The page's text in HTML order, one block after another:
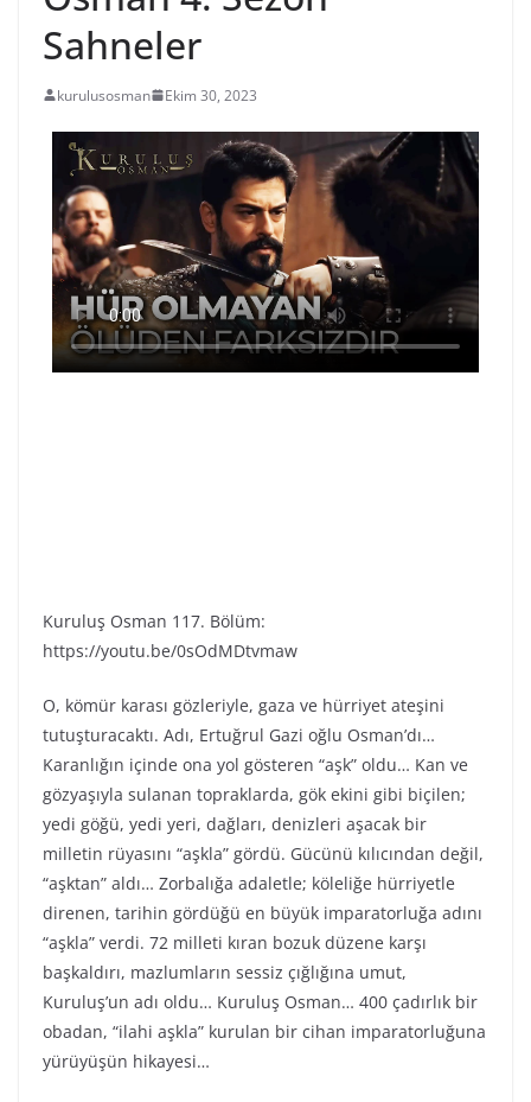
Sahneler
kurulusosman Ekim 30, 2023
Kuruluş Osman 117. Bölüm:
https://youtu.be/0sOdMDtvmaw
O, kömür karası gözleriyle, gaza ve hürriyet ateşini
tutuşturacaktı. Adı, Ertuğrul Gazi oğlu Osman’dı…
Karanlığın içinde ona yol gösteren “aşk” oldu… Kan ve
gözyaşıyla sulanan topraklarda, gök ekini gibi biçilen;
yedi göğü, yedi yeri, dağları, denizleri aşacak bir
milletin rüyasını “aşkla” gördü. Gücünü kılıcından değil,
“aşktan” aldı… Zorbalığa adaletle; köleliğe hürriyetle
direnen, tarihin gördüğü en büyük imparatorluğa adını
“aşkla” verdi. 72 milleti kıran bozuk düzene karşı
başkaldırı, mazlumların sessiz çığlığına umut,
Kuruluş’un adı oldu… Kuruluş Osman… 400 çadırlık bir
obadan, “ilahi aşkla” kurulan bir cihan imparatorluğuna
yürüyüşün hikayesi…